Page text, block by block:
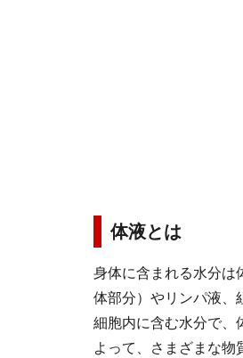
体液とは
身体に含まれる水分は
体部分）やリンパ液、
細胞内に含む水分で、
よって、さまざまな物